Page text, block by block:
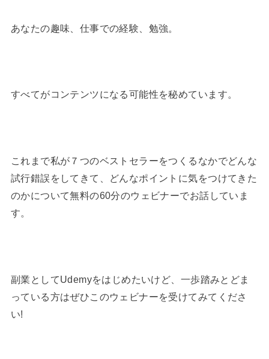
あなたの趣味、仕事での経験、勉強。
すべてがコンテンツになる可能性を秘めています。
これまで私が７つのベストセラーをつくるなかでどんな
試行錯誤をしてきて、どんなポイントに気をつけてきた
のかについて無料の60分のウェビナーでお話していま
す。
副業としてUdemyをはじめたいけど、一歩踏みとどま
っている方はぜひこのウェビナーを受けてみてくださ
い!